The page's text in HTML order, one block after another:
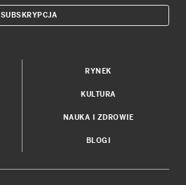
SUBSKRYPCJA
RYNEK
KULTURA
NAUKA I ZDROWIE
BLOGI